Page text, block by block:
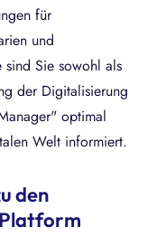
für
und
sind Sie sowohl als
der Digitalisierung
optimal
Welt informiert.
den